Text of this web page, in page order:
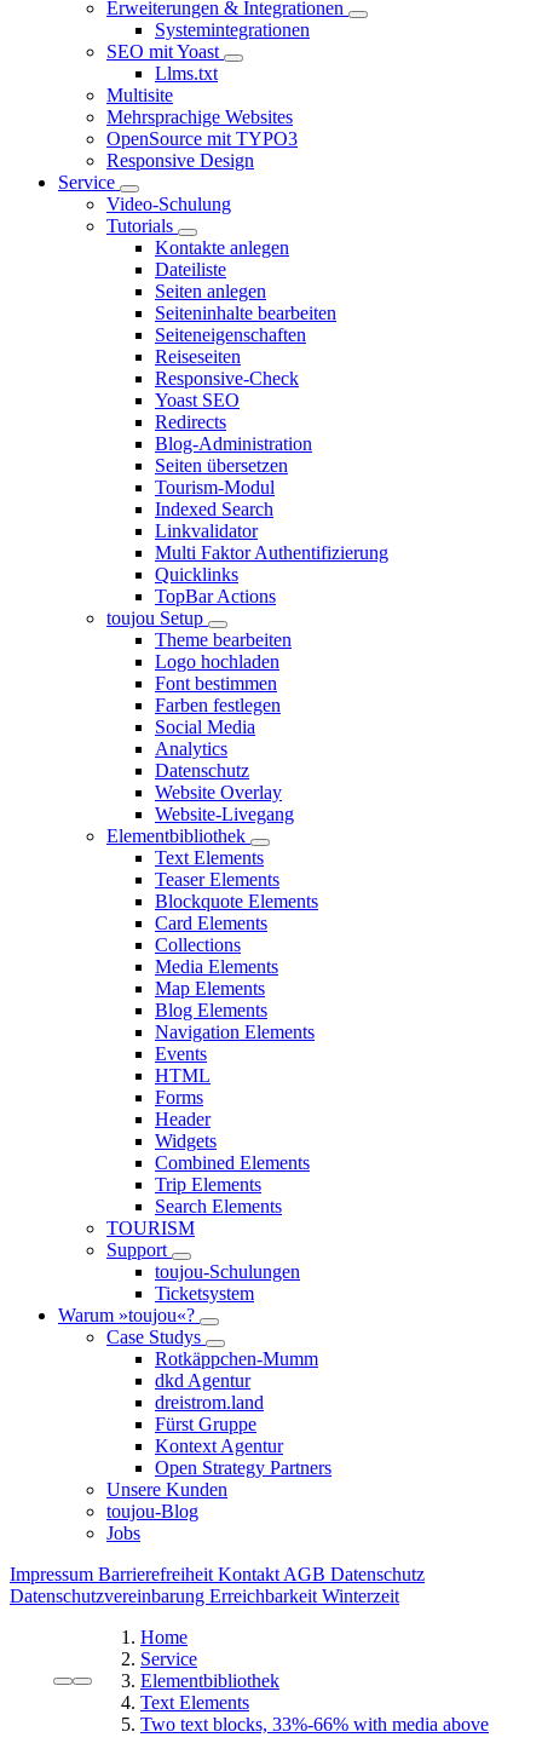
Erweiterungen & Integrationen
Systemintegrationen
SEO mit Yoast
Llms.txt
Multisite
Mehrsprachige Websites
OpenSource mit TYPO3
Responsive Design
Service
Video-Schulung
Tutorials
Kontakte anlegen
Dateiliste
Seiten anlegen
Seiteninhalte bearbeiten
Seiteneigenschaften
Reiseseiten
Responsive-Check
Yoast SEO
Redirects
Blog-Administration
Seiten übersetzen
Tourism-Modul
Indexed Search
Linkvalidator
Multi Faktor Authentifizierung
Quicklinks
TopBar Actions
toujou Setup
Theme bearbeiten
Logo hochladen
Font bestimmen
Farben festlegen
Social Media
Analytics
Datenschutz
Website Overlay
Website-Livegang
Elementbibliothek
Text Elements
Teaser Elements
Blockquote Elements
Card Elements
Collections
Media Elements
Map Elements
Blog Elements
Navigation Elements
Events
HTML
Forms
Header
Widgets
Combined Elements
Trip Elements
Search Elements
TOURISM
Support
toujou-Schulungen
Ticketsystem
Warum »toujou«?
Case Studys
Rotkäppchen-Mumm
dkd Agentur
dreistrom.land
Fürst Gruppe
Kontext Agentur
Open Strategy Partners
Unsere Kunden
toujou-Blog
Jobs
Impressum Barrierefreiheit Kontakt AGB Datenschutz
Datenschutzvereinbarung Erreichbarkeit Winterzeit
Home
Service
Elementbibliothek
Text Elements
Two text blocks, 33%-66% with media above